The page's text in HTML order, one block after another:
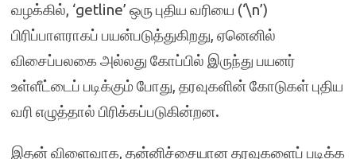
வழக்கில், ‘getline’ ஒரு புதிய வரியை (‘\n’)
பிரிப்பாளராகப் பயன்படுத்துகிறது, ஏனெனில்
விசைப்பலகை அல்லது கோப்பில் இருந்து பயனர்
உள்ளீட்டைப் படிக்கும் போது, தரவுகளின் கோடுகள் புதிய
வரி எழுத்தால் பிரிக்கப்படுகின்றன.
இதன் விளைவாக, தன்னிச்சையான தரவுகளைப் படிக்க